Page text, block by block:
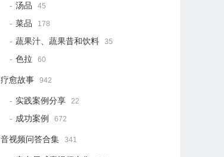
汤品 45
菜品 178
蔬果汁、蔬果昔和饮料 35
色拉 60
疗愈故事 942
实践案例分享 22
成功案例 672
音视频问答合集 341